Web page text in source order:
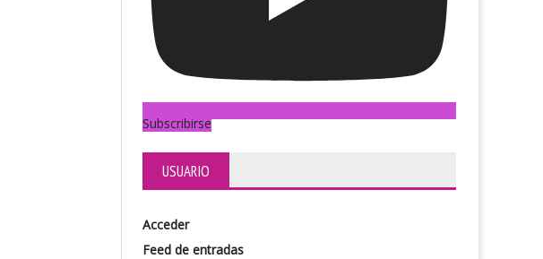
Subscribirse
USUARIO
Acceder
Feed de entradas